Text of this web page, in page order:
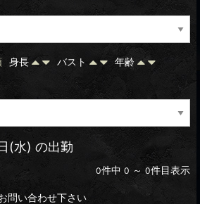
身長 バスト 年齢
(水) の出勤
0件中 0 ～ 0件目表示
問い合わせ下さい